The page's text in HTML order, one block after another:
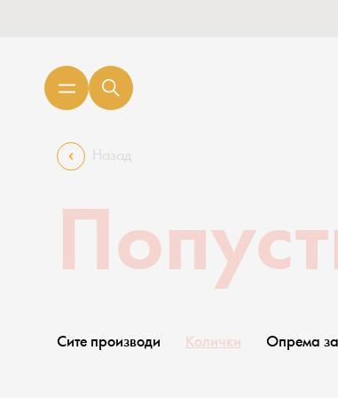
Назад
Сите производи Колички Опрема